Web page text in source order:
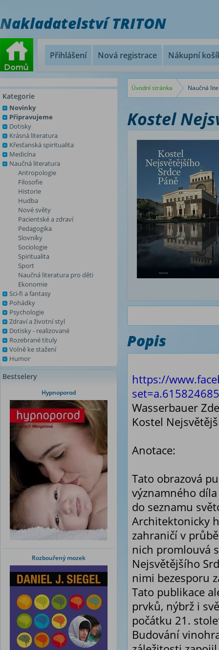
Nakladatelství TRITON
Přihlášení Nová registrace Nákupní
Kategorie
Novinky
Připravujeme
Dotisky
Krásná literatura
Křesťanská spiritualita
Medicína
Naučná literatura
Antropologie
Filosofie
Historie
Hudba
Nové světy
Pacientské a zdraví
Pedagogika
Slovníky
Sociologie
Spiritualita
Sport
Naučná literatura pro děti
Ekonomie
Sci-fi a fantasy
Pohádky
Psychologie
Zdraví a životní styl
Dotisky - realizované
Rozebrané tituly
Volně ke stažení
Humor
Bestselery
Hypnoporod
Rozbouřený mozek
Úvodní stránka Naučná
Kostel
Popis
https://
Wasserbauer
Kostel
Anotace:
Tato obrazová
významného
do seznamu
Architektonicky
zahraničí v
nich promlouvá
Nejsvětějšího
nimi bezesporu
Tato publikace
prvků, nýbrž i
počátku 21.
Budování